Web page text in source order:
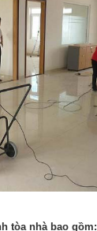
tòa nhà bao gồm: